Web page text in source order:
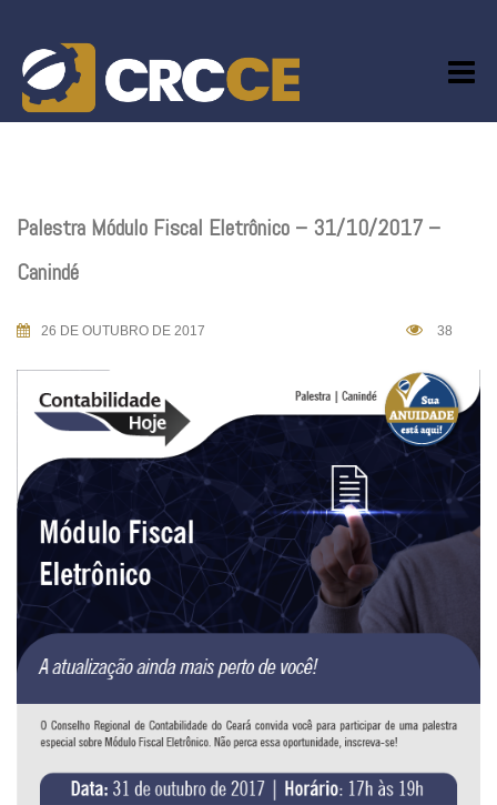
content
Palestra Módulo Fiscal Eletrônico – 31/10/2017 –
Canindé
26 DE OUTUBRO DE 2017 38